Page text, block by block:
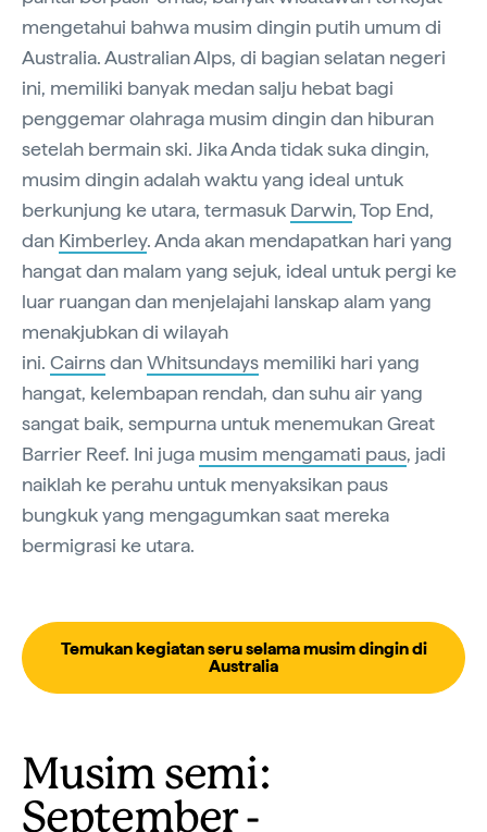
mengetahui bahwa musim dingin putih umum di
Australia. Australian Alps, di bagian selatan negeri
ini, memiliki banyak medan salju hebat bagi
penggemar olahraga musim dingin dan hiburan
setelah bermain ski. Jika Anda tidak suka dingin,
musim dingin adalah waktu yang ideal untuk
berkunjung ke utara, termasuk Darwin, Top End,
dan Kimberley. Anda akan mendapatkan hari yang
hangat dan malam yang sejuk, ideal untuk pergi ke
luar ruangan dan menjelajahi lanskap alam yang
menakjubkan di wilayah
ini. CairnsdanWhitsundays memiliki hari yang
hangat, kelembapan rendah, dan suhu air yang
sangat baik, sempurna untuk menemukan Great
Barrier Reef. Ini juga musim mengamati paus, jadi
naiklah ke perahu untuk menyaksikan paus
bungkuk yang mengagumkan saat mereka
bermigrasi ke utara.
Temukan kegiatan seru selama musim dingin di
Australia
Musim semi:
September -